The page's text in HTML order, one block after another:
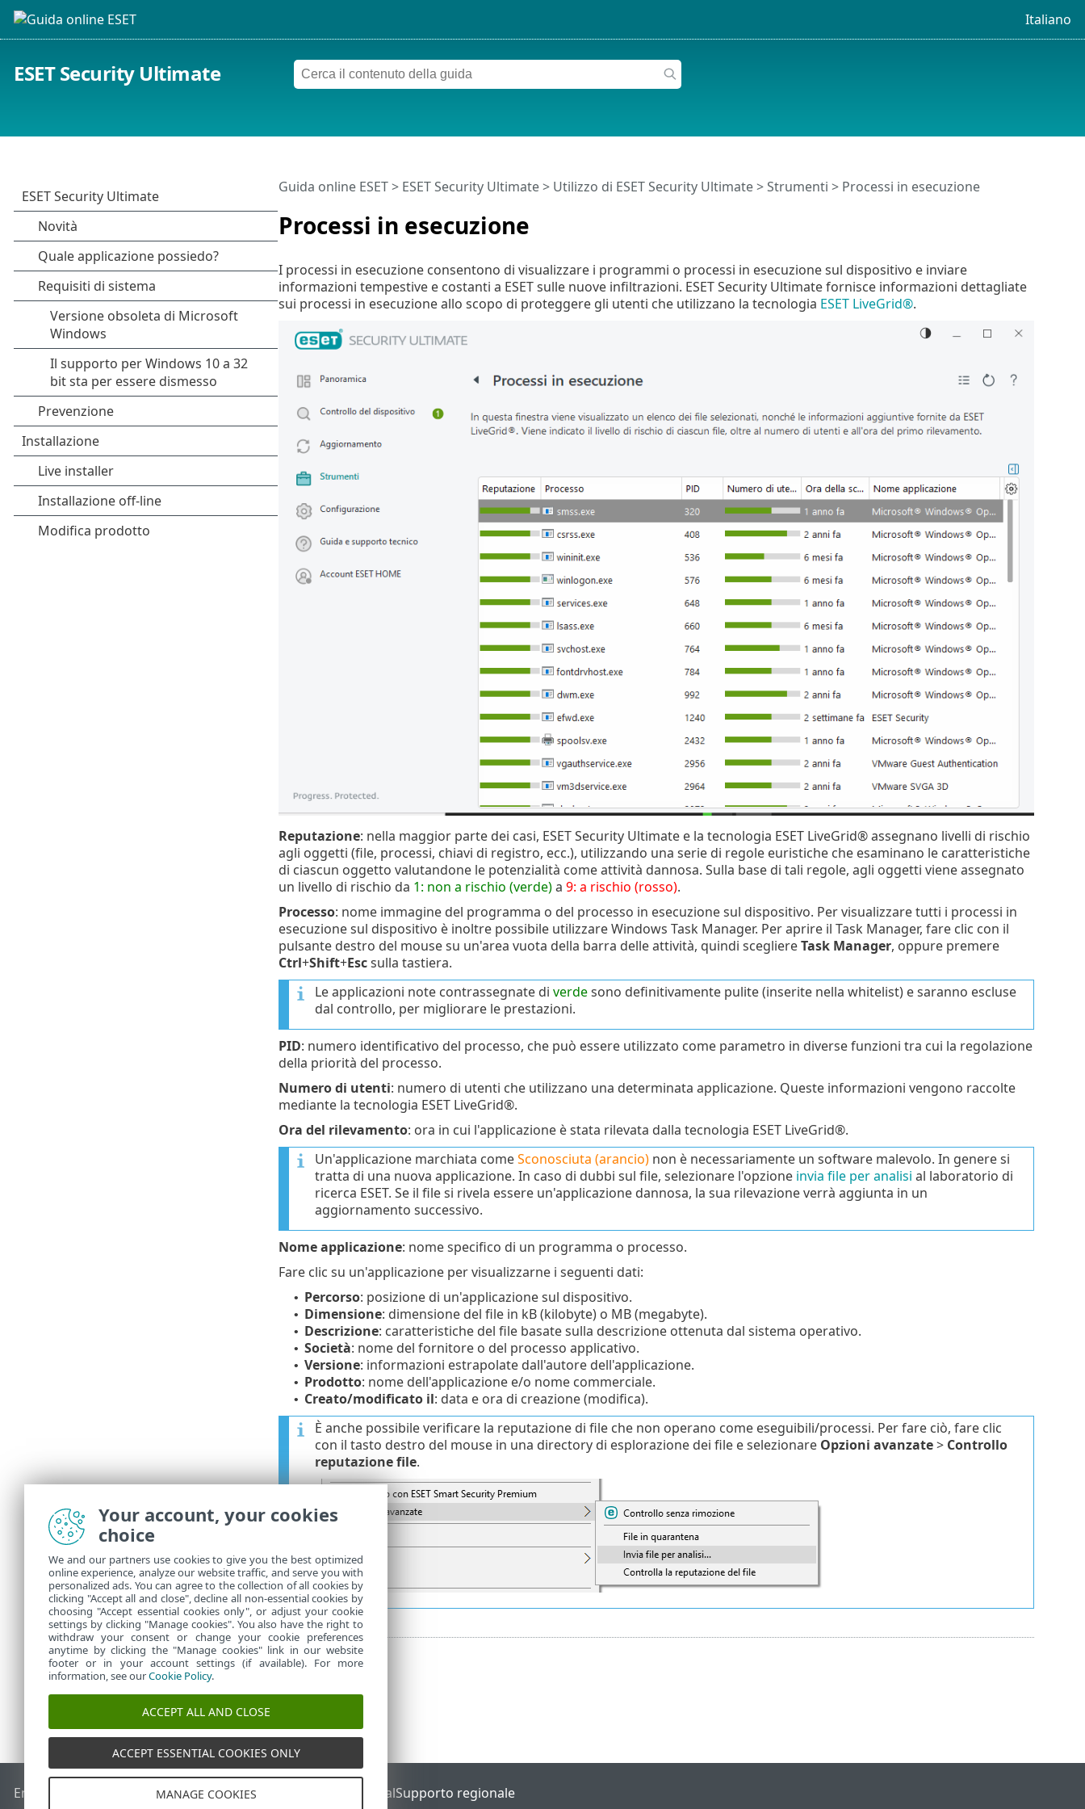
Italiano
ESET Security Ultimate
Processi in esecuzione
Guida online ESET> ESET Security Ultimate> Utilizzo di ESET Security Ultimate>Strumenti > Processi in esecuzione
I processi in esecuzione consentono di visualizzare i programmi o processi in esecuzione sul dispositivo e inviare
informazioni tempestive e costanti a ESET sulle nuove infiltrazioni. ESET Security Ultimate fornisce informazioni dettagliate
sui processi in esecuzione allo scopo di proteggere gli utenti che utilizzano la tecnologia ESET LiveGrid®.
Reputazione: nella maggior parte dei casi, ESET Security Ultimate e la tecnologia ESET LiveGrid® assegnano livelli di rischio
agli oggetti (file, processi, chiavi di registro, ecc.), utilizzando una serie di regole euristiche che esaminano le caratteristiche
di ciascun oggetto valutandone le potenzialità come attività dannosa. Sulla base di tali regole, agli oggetti viene assegnato
un livello di rischio da 1: non a rischio (verde)a 9: a rischio (rosso).
Processo: nome immagine del programma o del processo in esecuzione sul dispositivo. Per visualizzare tutti i processi in
esecuzione sul dispositivo è inoltre possibile utilizzare Windows Task Manager. Per aprire il Task Manager, fare clic con il
pulsante destro del mouse su un'area vuota della barra delle attività, quindi scegliereTask Manager, oppure premere
Ctrl+Shift+Escsulla tastiera.
Le applicazioni note contrassegnate di verdesono definitivamente pulite (inserite nella whitelist) e saranno escluse
dal controllo, per migliorare le prestazioni.
PID: numero identificativo del processo, che può essere utilizzato come parametro in diverse funzioni tra cui la regolazione
della priorità del processo.
Numero di utenti: numero di utenti che utilizzano una determinata applicazione. Queste informazioni vengono raccolte
mediante la tecnologia ESET LiveGrid®.
Ora del rilevamento: ora in cui l'applicazione è stata rilevata dalla tecnologia ESET LiveGrid®.
Un'applicazione marchiata comeSconosciuta (arancio)non è necessariamente un software malevolo. In genere si
tratta di una nuova applicazione. In caso di dubbi sul file, selezionare l'opzione invia file per analisi al laboratorio di
ricerca ESET. Se il file si rivela essere un'applicazione dannosa, la sua rilevazione verrà aggiunta in un
aggiornamento successivo.
Nome applicazione: nome specifico di un programma o processo.
Fare clic su un'applicazione per visualizzarne i seguenti dati:
• Percorso: posizione di un'applicazione sul dispositivo.
• Dimensione: dimensione del file in kB (kilobyte) o MB (megabyte).
• Descrizione: caratteristiche del file basate sulla descrizione ottenuta dal sistema operativo.
• Società: nome del fornitore o del processo applicativo.
• Versione: informazioni estrapolate dall'autore dell'applicazione.
• Prodotto: nome dell'applicazione e/o nome commerciale.
• Creato/modificato il: data e ora di creazione (modifica).
È anche possibile verificare la reputazione di file che non operano come eseguibili/processi. Per fare ciò, fare clic
con il tasto destro del mouse in una directory di esplorazione dei file e selezionare Opzioni avanzate> Controllo
reputazione file.
End of Life ESET Knowledge BaseForum ESET ESET Status PortalSupporto regionale
Your account, your cookies
choice
We and our partners use cookies to give you the best optimized
online experience, analyze our website traffic, and serve you with
personalized ads. You can agree to the collection of all cookies by
clicking "Accept all and close", decline all non-essential cookies by
choosing "Accept essential cookies only", or adjust your cookie
settings by clicking "Manage cookies". You also have the right to
withdraw your consent or change your cookie preferences
anytime by clicking the "Manage cookies" link in our website
footer or in your account settings (if available). For more
information, see ourCookie Policy.
ACCEPT ALL AND CLOSE
ACCEPT ESSENTIAL COOKIES ONLY
MANAGE COOKIES